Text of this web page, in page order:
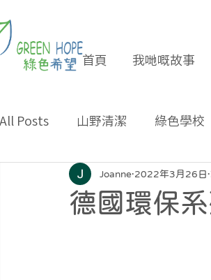
首頁 我哋嘅故事
All Posts 山野清潔 綠色學校
專題報導 合作夥伴 社區
德國環保
Joanne 2022年3月26日